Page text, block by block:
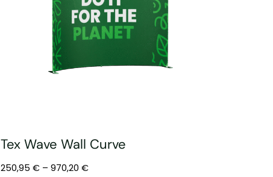
Tex Wave Wall Curve
250,95 € – 970,20 €